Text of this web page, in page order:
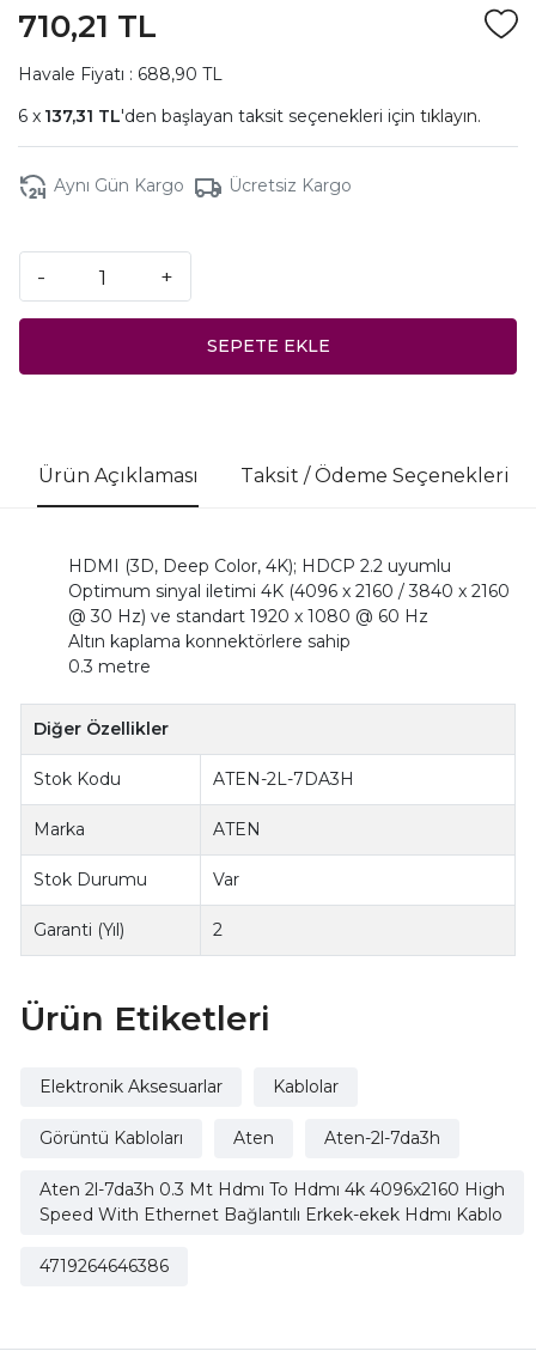
710,21 TL
Havale Fiyatı : 688,90 TL
137,31 TL'den başlayan taksit seçenekleri için tıklayın.
Aynı Gün Kargo Ücretsiz Kargo
- +
SEPETE EKLE
Ürün Açıklaması Taksit / Ödeme Seçenekleri
HDMI (3D, Deep Color, 4K); HDCP 2.2 uyumlu
Optimum sinyal iletimi 4K (4096 x 2160 / 3840 x 2160
@ 30 Hz) ve standart 1920 x 1080 @ 60 Hz
Altın kaplama konnektörlere sahip
0.3 metre
Diğer Özellikler
Stok Kodu ATEN-2L-7DA3H
Marka ATEN
Stok Durumu Var
Garanti (Yıl) 2
Ürün Etiketleri
Elektronik Aksesuarlar Kablolar
Görüntü Kabloları Aten Aten-2l-7da3h
Aten 2l-7da3h 0.3 Mt Hdmı To Hdmı 4k 4096x2160 High
Speed With Ethernet Bağlantılı Erkek-ekek Hdmı Kablo
4719264646386